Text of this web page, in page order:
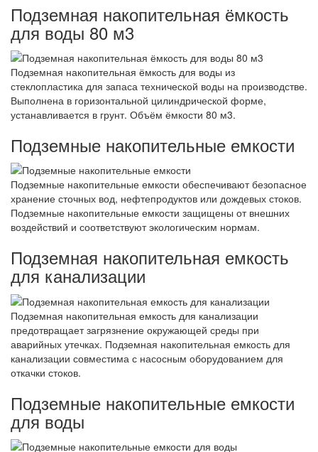
Подземная накопительная ёмкость
для воды 80 м3
Подземная накопительная ёмкость для воды из
стеклопластика для запаса технической воды на производстве.
Выполнена в горизонтальной цилиндрической форме,
устанавливается в грунт. Объём ёмкости 80 м3.
Подземные накопительные емкости
Подземные накопительные емкости обеспечивают безопасное
хранение сточных вод, нефтепродуктов или дождевых стоков.
Подземные накопительные емкости защищены от внешних
воздействий и соответствуют экологическим нормам.
Подземная накопительная емкость
для канализации
Подземная накопительная емкость для канализации
предотвращает загрязнение окружающей среды при
аварийных утечках. Подземная накопительная емкость для
канализации совместима с насосным оборудованием для
откачки стоков.
Подземные накопительные емкости
для воды